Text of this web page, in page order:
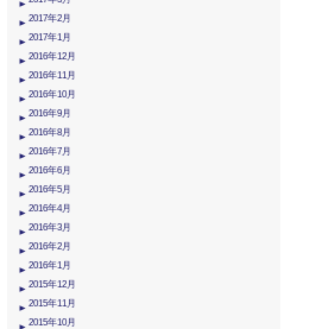
2017年2月
2017年1月
2016年12月
2016年11月
2016年10月
2016年9月
2016年8月
2016年7月
2016年6月
2016年5月
2016年4月
2016年3月
2016年2月
2016年1月
2015年12月
2015年11月
2015年10月